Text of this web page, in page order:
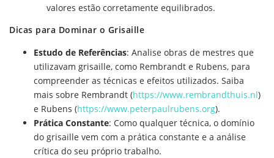
valores estão corretamente equilibrados.
Dicas para Dominar o Grisaille
Estudo de Referências: Analise obras de mestres que
utilizavam grisaille, como Rembrandt e Rubens, para
compreender as técnicas e efeitos utilizados. Saiba
mais sobre Rembrandt (https://www.rembrandthuis.nl)
e Rubens (https://www.peterpaulrubens.org).
Prática Constante: Como qualquer técnica, o domínio
do grisaille vem com a prática constante e a análise
crítica do seu próprio trabalho.